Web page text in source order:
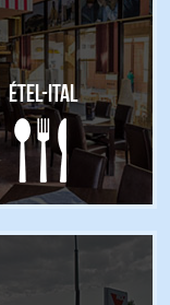
Étel-ital